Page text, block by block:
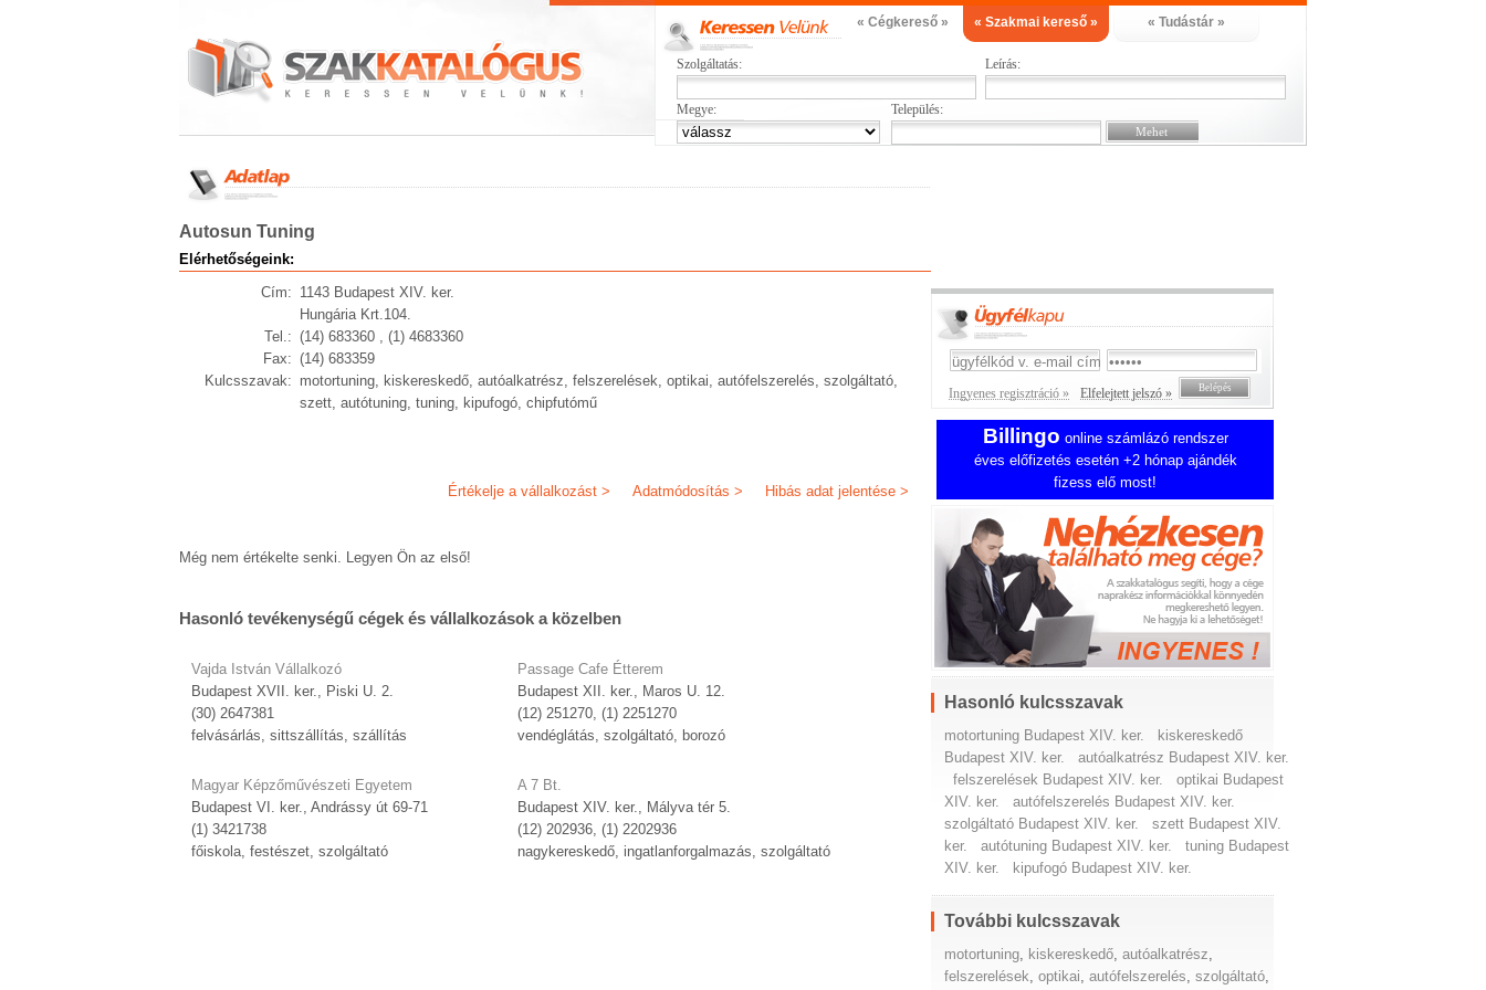
« Cégkereső » « Szakmai kereső » « Tudástár »
Szolgáltatás: Leírás:
Megye: Település:
Autosun Tuning
Elérhetőségeink:
Cím: 1143 Budapest XIV. ker.
Hungária Krt.104.
Tel.: (14) 683360 , (1) 4683360
Fax: (14) 683359
Kulcsszavak: motortuning, kiskereskedő, autóalkatrész, felszerelések, optikai, autófelszerelés, szolgáltató,
szett, autótuning, tuning, kipufogó, chipfutómű
Hibás adat jelentése >
Adatmódosítás >
Értékelje a vállalkozást >
Még nem értékelte senki. Legyen Ön az első!
Hasonló tevékenységű cégek és vállalkozások a közelben
Vajda István Vállalkozó
Budapest XVII. ker., Piski U. 2.
(30) 2647381
felvásárlás, sittszállítás, szállítás
Magyar Képzőművészeti Egyetem
Budapest VI. ker., Andrássy út 69-71
(1) 3421738
főiskola, festészet, szolgáltató
Passage Cafe Étterem
Budapest XII. ker., Maros U. 12.
(12) 251270, (1) 2251270
vendéglátás, szolgáltató, borozó
A 7 Bt.
Budapest XIV. ker., Mályva tér 5.
(12) 202936, (1) 2202936
nagykereskedő, ingatlanforgalmazás, szolgáltató
Ingyenes regisztráció » Elfelejtett jelszó »
Billingo online számlázó rendszer
éves előfizetés esetén +2 hónap ajándék
fizess elő most!
Hasonló kulcsszavak
motortuning Budapest XIV. ker.
kiskereskedő
Budapest XIV. ker.
autóalkatrész Budapest XIV. ker.
felszerelések Budapest XIV. ker.
optikai Budapest
XIV. ker.
autófelszerelés Budapest XIV. ker.
szolgáltató Budapest XIV. ker.
szett Budapest XIV.
ker.
autótuning Budapest XIV. ker.
tuning Budapest
XIV. ker.
kipufogó Budapest XIV. ker.
További kulcsszavak
motortuning, kiskereskedő,autóalkatrész,
felszerelések,optikai,autófelszerelés,szolgáltató,